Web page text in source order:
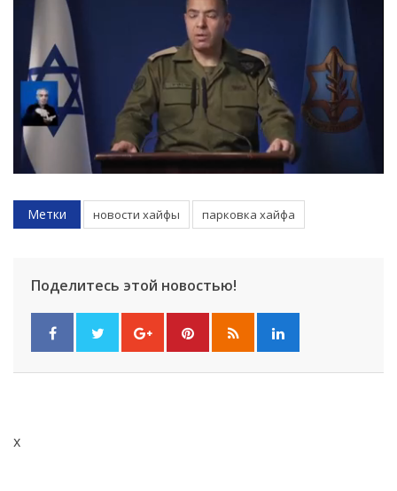
Метки новости хайфы парковка хайфа
Поделитесь этой новостью!
x